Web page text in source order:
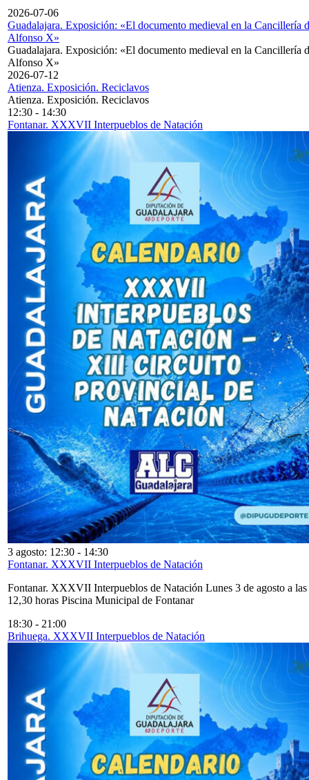
2026-07-06
Guadalajara. Exposición: «El documento medieval en la Cancillería
Alfonso X»
Guadalajara. Exposición: «El documento medieval en la Cancillería
Alfonso X»
2026-07-12
Atienza. Exposición. Reciclavos
Atienza. Exposición. Reciclavos
12:30 - 14:30
Fontanar. XXXVII Interpueblos de Natación
3 agosto: 12:30 - 14:30
Fontanar. XXXVII Interpueblos de Natación
Fontanar. XXXVII Interpueblos de Natación Lunes 3 de agosto a las
12,30 horas Piscina Municipal de Fontanar
18:30 - 21:00
Brihuega. XXXVII Interpueblos de Natación